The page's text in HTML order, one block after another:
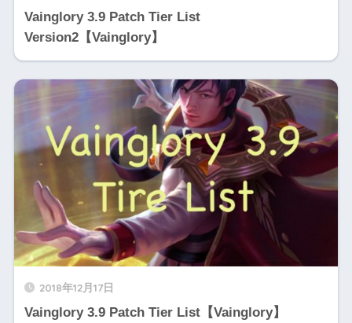
Vainglory 3.9 Patch Tier List
Version2【Vainglory】
2018年12月17日
Vainglory 3.9 Patch Tier List【Vainglory】